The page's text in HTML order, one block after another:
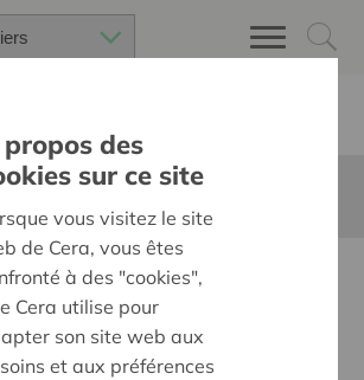
des
sur ce site
vous visitez le site
de Cera, vous êtes
à des "cookies",
Cera utilise pour
son site web aux
et aux préférences